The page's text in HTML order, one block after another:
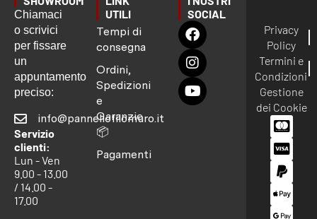
Chiamaci
o scrivici
per fissare
un
appuntamento
preciso:
info@pannellofilomuro.it
Servizio
clienti:
Lun - Ven
9.00 - 13.00
/ 14.00 -
17.00
UTILI
Tempi di
consegna
Ordini,
Spedizioni
e
Garanzie
📦
Pagamenti
SOCIAL
Privacy
Policy
Termini e
Condizioni
Gestione
dei Cookie